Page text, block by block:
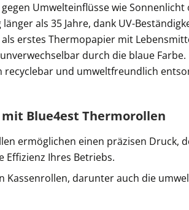
Umwelteinflüsse wie Sonnenlicht
als 35 Jahre, dank UV-
erstes Thermopapier mit
durch die blaue Farbe.
recyclebar und umweltfreundlich
Blue4est Thermorollen
ermöglichen einen präzisen Druck,
Effizienz Ihres Betriebs.
Kassenrollen, darunter auch die